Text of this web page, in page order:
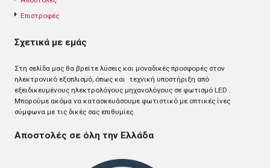
Επιστροφές
Σχετικά με εμάς
Στη σελίδα μας θα βρείτε λύσεις και μοναδικές προσφορές στον
ηλεκτρονικό εξοπλισμό, όπως και τεχνική υποστήριξη από
εξειδικευμένους ηλεκτρολόγους μηχανολόγους σε φωτισμό LED .
Mπορούμε ακόμα να κατασκευάσουμε φωτιστικό με οπτικές ίνες
σύμφωνα με τις δικές σας επιθυμίες.
Αποστολές σε όλη την Ελλάδα